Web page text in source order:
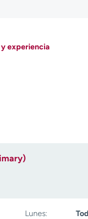
experiencia
Lunes: